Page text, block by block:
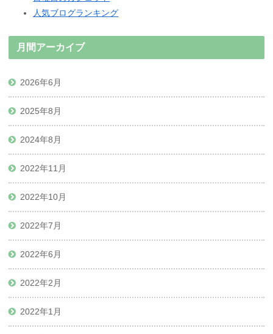
人気ブログランキング
月間アーカイブ
2026年6月
2025年8月
2024年8月
2022年11月
2022年10月
2022年7月
2022年6月
2022年2月
2022年1月